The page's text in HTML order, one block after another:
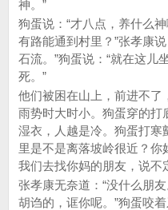
神。”
狗蛋说：“才八点，养什么
有路能通到村里？”张孝康
石流。”狗蛋说：“就在这儿
死。”
他们被困在山上，前进不了
雨势时大时小。狗蛋穿的打
湿衣，人越是冷。狗蛋打寒
里是不是离落坡岭很近？你
我们去找你妈的朋友，说不
张孝康无奈道：“没什么朋
胡诌的，诓你呢。”狗蛋咬